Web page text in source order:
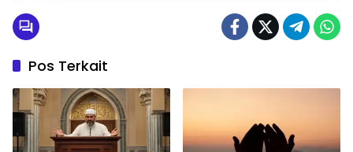
Pos Terkait